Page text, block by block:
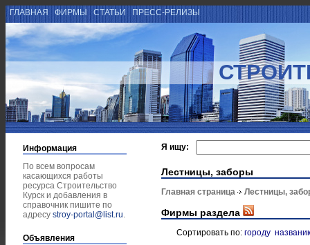
ГЛАВНАЯ ФИРМЫ СТАТЬИ ПРЕСС-РЕЛИЗЫ
Информация
По всем вопросам
касающихся работы
ресурса Строительство
Курск и добавления в
справочник пишите по
адресу stroy-portal@list.ru.
Объявления
Я ищу:
Лестницы, заборы
Главная страница Лестницы,
Фирмы раздела
Сортировать по: городу